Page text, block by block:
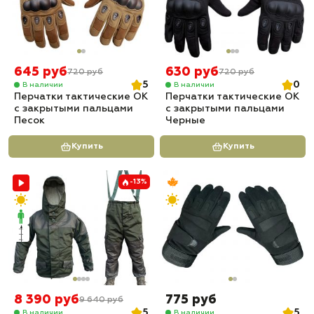
645 руб720 руб
В наличии
5
Перчатки тактические OK
с закрытыми пальцами
Песок
Купить
630 руб720 руб
В наличии
0
Перчатки тактические OK
с закрытыми пальцами
Черные
Купить
-13%
8 390 руб9 640 руб
В наличии
775 руб
В наличии